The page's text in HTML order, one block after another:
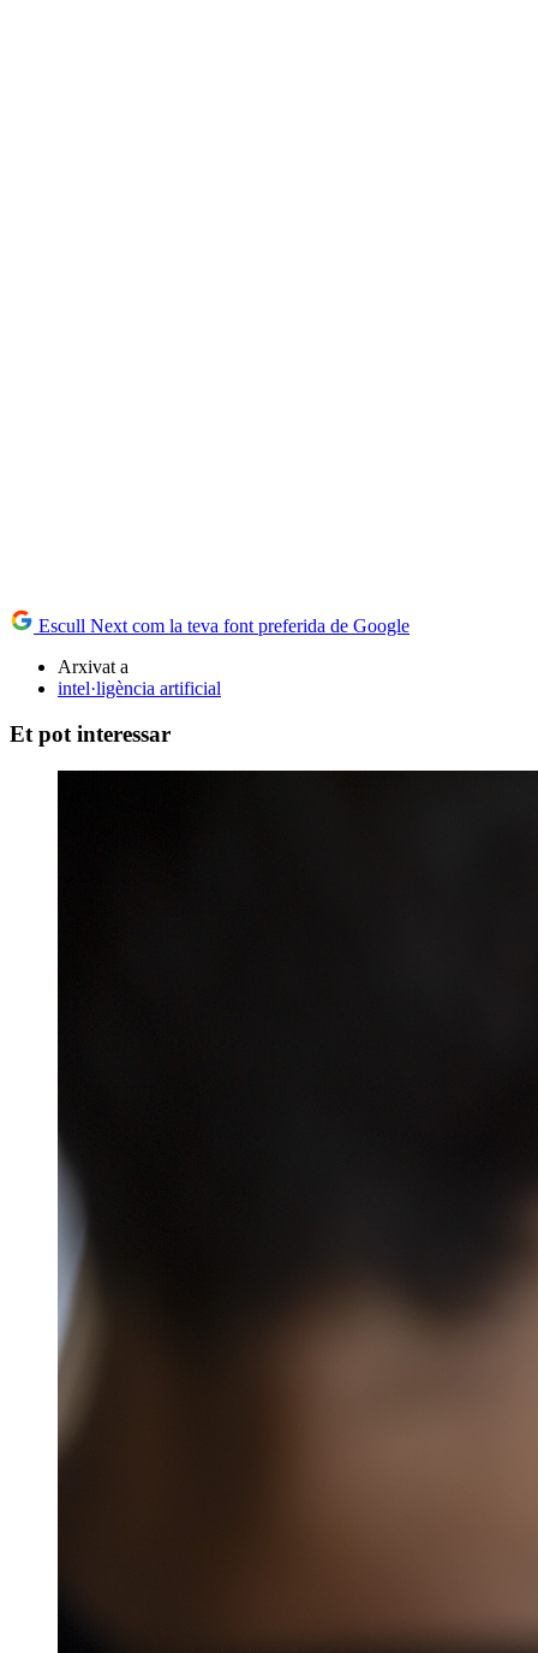
Escull Next com la teva font preferida de Google
Arxivat a
intel·ligència artificial
Et pot interessar